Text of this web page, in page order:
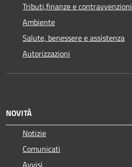
Tributi,finanze e contravvenzioni
Ambiente
Salute, benessere e assistenza
Autorizzazioni
NOVITÀ
Notizie
Comunicati